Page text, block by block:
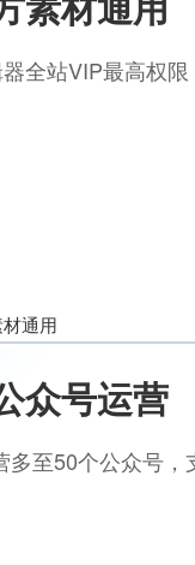
全站VIP最高权限
众号运营
多至50个公众号，